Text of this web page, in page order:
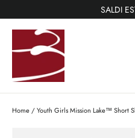
to
SALDI
Home /Youth Girls Mission Lake™ Short